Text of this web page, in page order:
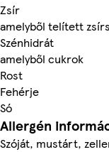
Zsír
amelyből telített
Szénhidrát
amelyből cukrok
Rost
Fehérje
Só
Allergén
Szóját, mustárt,